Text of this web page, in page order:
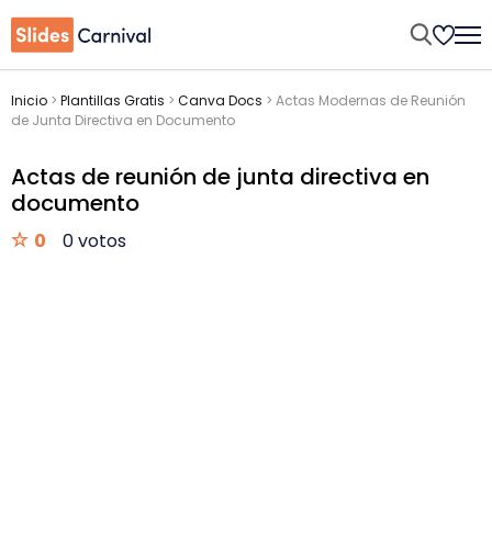
Inicio > Plantillas Gratis > Canva Docs > Actas Modernas de Reunión
de Junta Directiva en Documento
Actas de reunión de junta directiva en
documento
0 0 votos